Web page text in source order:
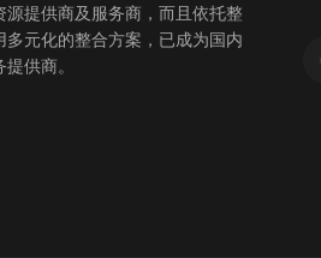
提供商及服务商，而且依托整
元化的整合方案，已成为国内
供商。